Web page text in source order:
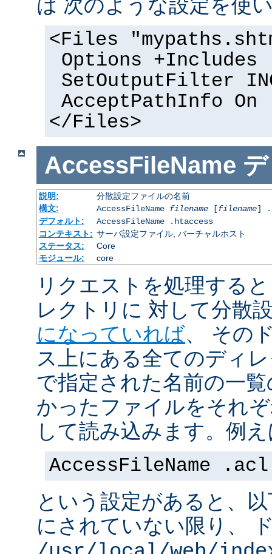
は 次のような設定を使
<Files
Options +Includes
SetOutputFilter
AcceptPathInfo On
</Files>
AccessFileName
説明:
分散設定ファイルの名前
構文:
AccessFileName filename[filename]
デフォルト:
AccessFileName .htaccess
コンテキスト: サーバ設定ファイル, バーチャルホスト
ステータス:
Core
モジュール:
core
リクエストを処理する
レクトリに 対して分散
になっていれば、 その
ス上にある全てのディ
で指定された名前の一
かったファイルをそれ
して読み込みます。例
AccessFileName .acl
という設定があると、
にされていない限り、